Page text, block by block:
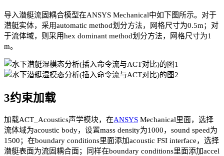
导入潜艇流固耦合模型在ANSYS Mechanical中如下图所示。对于
潜艇实体，采用automatic method划分方法，网格尺寸为0.5m；对
于流体域，则采用hex dominant method划分方法，网格尺寸为1
m。
3约束加载
加载ACT_Acoustics声学模块，在ANSYS Mechanical里面，选择
流体域为acoustic body，设置mass density为1000，sound speed为
1500；在boundary conditions里面添加acoustic FSI interface，选择
潜艇表面为流固耦合面；同样在boundary conditions里面添加accel